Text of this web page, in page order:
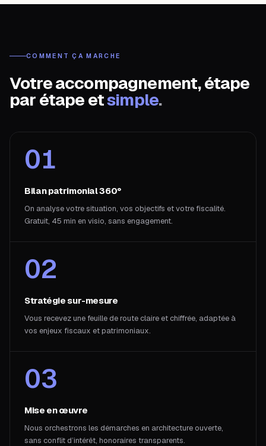
COMMENT ÇA MARCHE
Votre accompagnement, étape
par étape etsimple.
01
Bilan patrimonial 360°
On analyse votre situation, vos objectifs et votre fiscalité.
Gratuit, 45 min en visio, sans engagement.
02
Stratégie sur-mesure
Vous recevez une feuille de route claire et chiffrée, adaptée à
vos enjeux fiscaux et patrimoniaux.
03
Mise en œuvre
Nous orchestrons les démarches en architecture ouverte,
sans conflit d’intérêt, honoraires transparents.